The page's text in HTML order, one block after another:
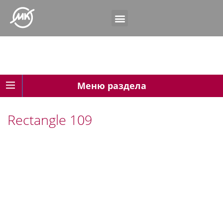
Меню раздела
Rectangle 109